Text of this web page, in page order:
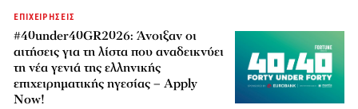
ΕΠΙΧΕΙΡΗΣΕΙΣ
#40under40GR2026: Άνοιξαν οι
αιτήσεις για τη λίστα που αναδεικνύει
τη νέα γενιά της ελληνικής
επιχειρηματικής ηγεσίας – Apply
Now!